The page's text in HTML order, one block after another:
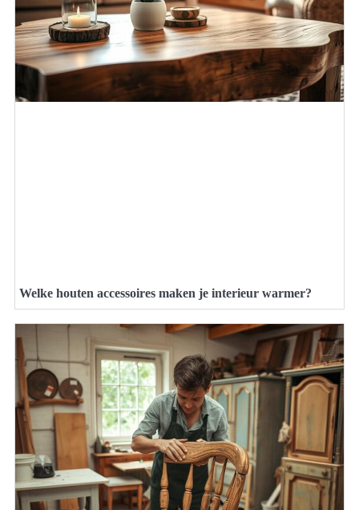
Welke houten accessoires maken je interieur warmer?